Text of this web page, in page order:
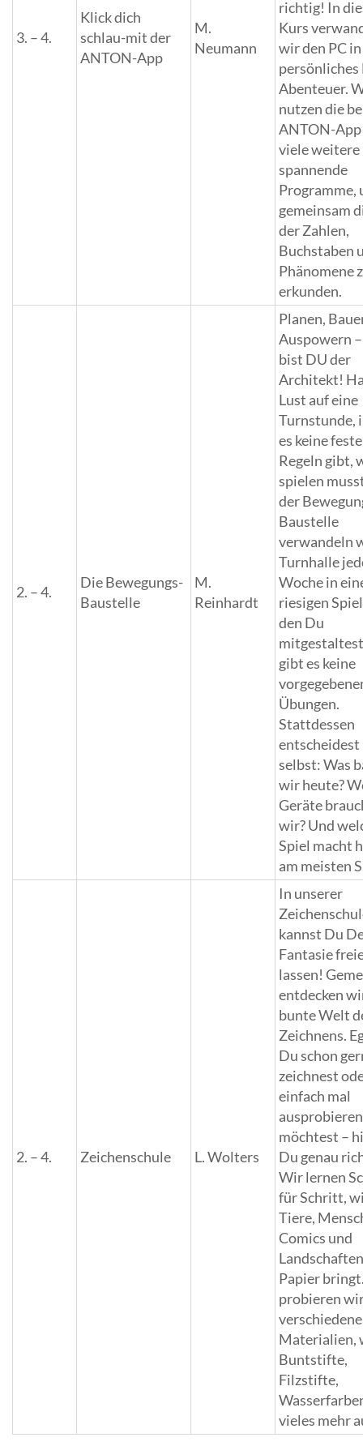
3. – 4.
Klick dich
schlau-mit der
ANTON-App
M.
Neumann
richtig! In
Kurs
wir den PC
persönliches
Abenteuer.
nutzen die
ANTON-
viele weitere
spannende
Programme,
gemeinsam
der Zahlen,
Buchstaben
Phänomene
erkunden.
2. – 4.
Die Bewegungs-
Baustelle
M.
Reinhardt
Planen,
Auspowern
bist DU der
Architekt!
Lust auf eine
Turnstunde,
es keine
Regeln gibt,
spielen
der
Baustelle
verwandeln
Turnhalle
Woche in
riesigen
den Du
gibt es keine
Übungen.
Stattdessen
entscheidest
selbst: Was
wir heute?
Geräte
wir? Und
Spiel macht
am meisten
2. – 4. Zeichenschule L. Wolters
In unserer
kannst Du
Fantasie
lassen!
entdecken
bunte Welt
Zeichnens.
Du schon
zeichnest
einfach mal
ausprobieren
möchtest –
Du genau
Wir lernen
für Schritt,
Tiere,
Comics und
Papier
probieren
verschiedene
Materialien,
Buntstifte,
Filzstifte,
vieles mehr